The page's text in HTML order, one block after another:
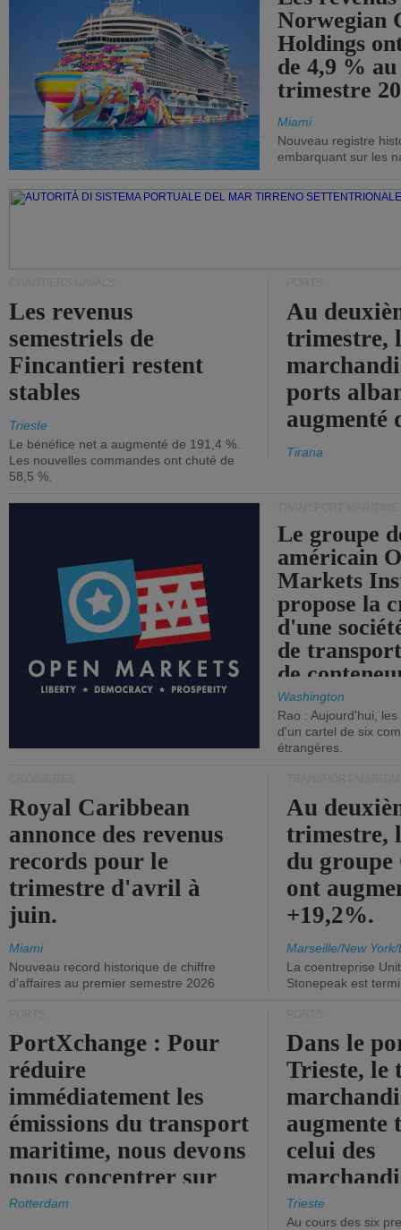
Norwegian
Holdings
de 4,9 %
trimestre
Miami
Nouveau registre
embarquant sur les
Les revenus
semestriels de
Fincantieri restent
stables
Trieste
Le bénéfice net a augmenté de 191,4 %.
Les nouvelles commandes ont chuté de
58,5 %.
Au
trimestre,
ports
augmenté
Tirana
Le groupe
américain
Markets
propose la
d'une
de
de
Washington
Rao : Aujourd'hui,
d'un cartel de six
étrangères.
Royal Caribbean
annonce des revenus
records pour le
trimestre d'avril à
juin.
Miami
Nouveau record historique de chiffre
d'affaires au premier semestre 2026
Au
trimestre,
du
ont
+19,2%.
Marseille/New
La coentreprise
Stonepeak est
PortXchange : Pour
réduire
immédiatement les
émissions du transport
maritime, nous devons
nous concentrer sur
les ports.
Rotterdam
Dans le
Trieste, le
augmente
celui des
diminue.
Trieste
Au cours des six